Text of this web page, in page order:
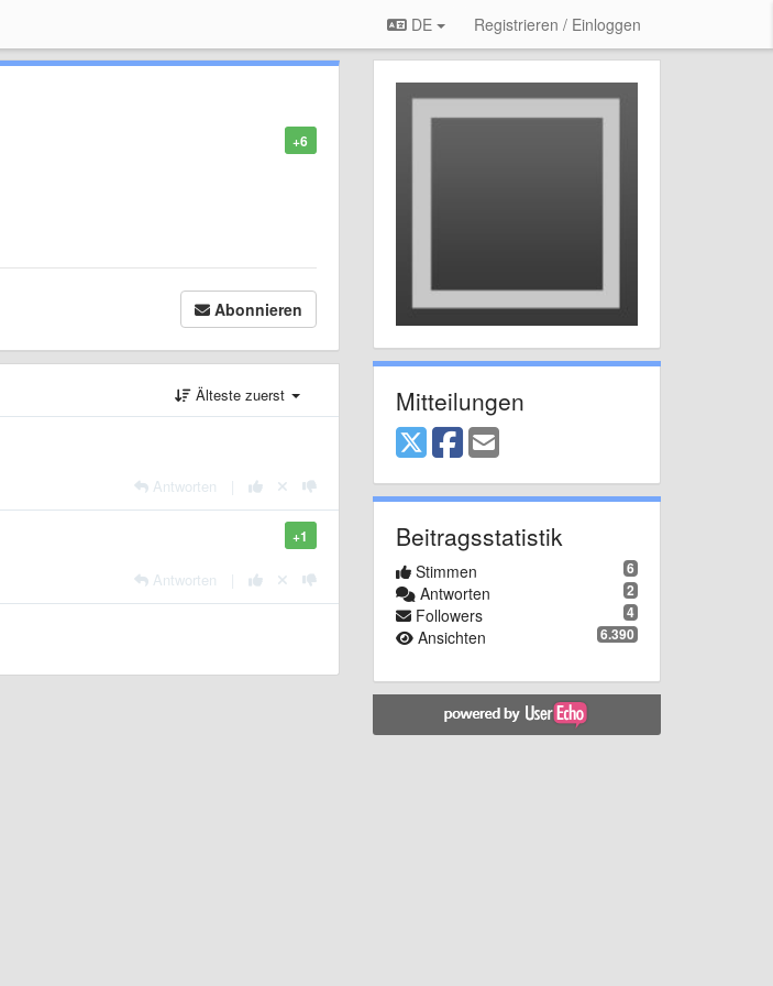
DE Registrieren / Einloggen
+6
Abonnieren
Älteste zuerst
Antworten
+1
Antworten
Mitteilungen
Beitragsstatistik
6
Stimmen
2
Antworten
4
Followers
6.390
Ansichten